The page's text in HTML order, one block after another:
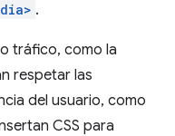
.
tráfico, como la
respetar las
del usuario, como
CSS para